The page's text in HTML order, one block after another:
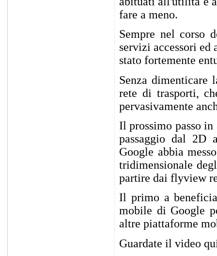
fare a meno.
Sempre nel corso
servizi accessori ed
stato fortemente
Senza
rete di trasporti,
pervasivamente
Il prossimo passo
passaggio dal 2D
Google abbia
tridimensionale
partire dai flyview
Il primo a
mobile di Google
altre piattaforme
Guardate il video